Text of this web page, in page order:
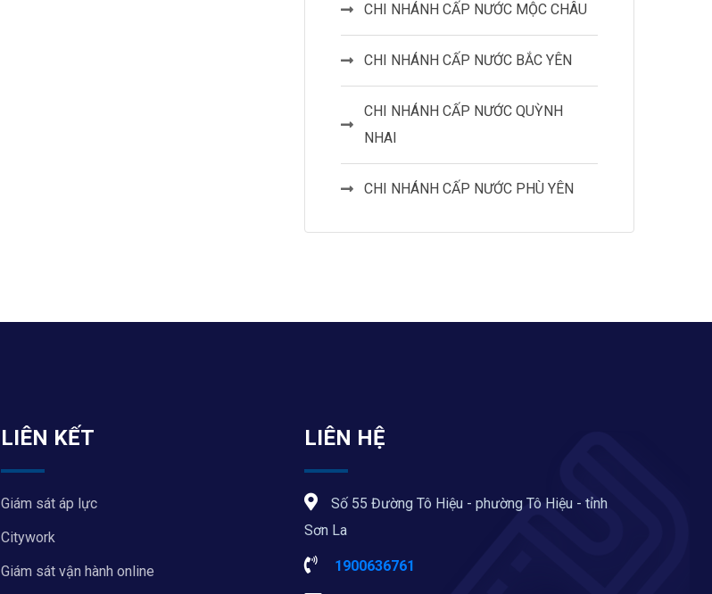
CHI NHÁNH CẤP NƯỚC MỘC CHÂU
CHI NHÁNH CẤP NƯỚC BẮC YÊN
CHI NHÁNH CẤP NƯỚC QUỲNH
NHAI
CHI NHÁNH CẤP NƯỚC PHÙ YÊN
LIÊN KẾT
Giám sát áp lực
Citywork
Giám sát vận hành online
LIÊN HỆ
Số 55 Đường Tô Hiệu - phường Tô Hiệu - tỉnh
Sơn La
1900636761